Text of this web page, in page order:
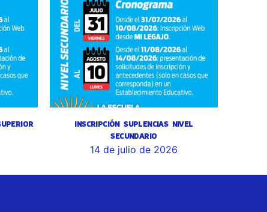
INSCRIPCIÓN SUPLENCIAS NIVEL
SECUNDARIO
14 de julio de 2026